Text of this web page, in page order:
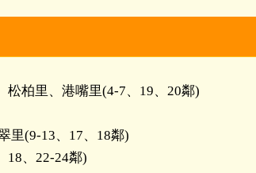
柏里、港嘴里(4-7、19、20鄰)
里(9-13、17、18鄰)
18、22-24鄰)